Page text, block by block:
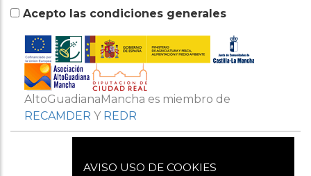
Acepto las condiciones generales
AltoGuadianaMancha es miembro de
RECAMDER Y REDR
AVISO USO DE COOKIES